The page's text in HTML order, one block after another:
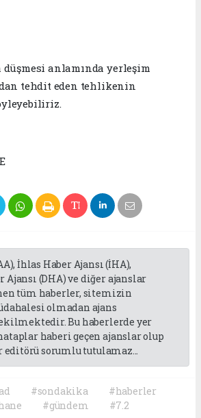
düşmesi anlamında yerleşim
tehdit eden tehlikenin
İhlas Haber Ajansı (İHA),
(DHA) ve diğer ajanslar
tüm haberler, sitemizin
olmadan ajans
Bu haberlerde yer
haberi geçen ajanslar olup
sorumlu tutulamaz...
#sondakika
#haberler
#gündem #7.2